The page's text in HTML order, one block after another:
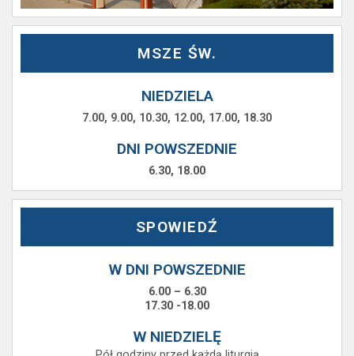
MSZE ŚW.
NIEDZIELA
7.00, 9.00, 10.30, 12.00, 17.00, 18.30
DNI POWSZEDNIE
6.30, 18.00
SPOWIEDŹ
W DNI POWSZEDNIE
6.00 – 6.30
17.30 -18.00
W NIEDZIELĘ